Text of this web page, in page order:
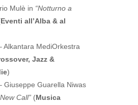
Mulè in “Notturno a
Eventi all’Alba & al
Alkantara MediOrkestra
Jazz &
)
Giuseppe Guarella Niwas
Call” (Musica